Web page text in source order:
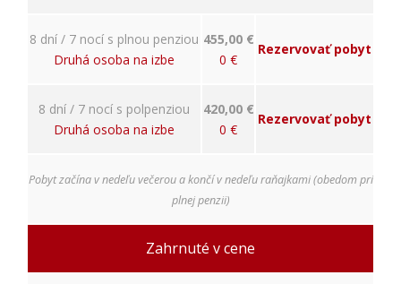
8 dní / 7 nocí s plnou penziou
Druhá osoba na izbe
455,00 €
0 €
Rezervovať pobyt
8 dní / 7 nocí s polpenziou
Druhá osoba na izbe
420,00 €
0 €
Rezervovať pobyt
Pobyt začína v nedeľu večerou a končí v nedeľu raňajkami (obedom pri
plnej penzii)
Zahrnuté v cene
najlepšie. Ak
tieto súbory
niektoré
funkcie z
zmiznú.
marketingové